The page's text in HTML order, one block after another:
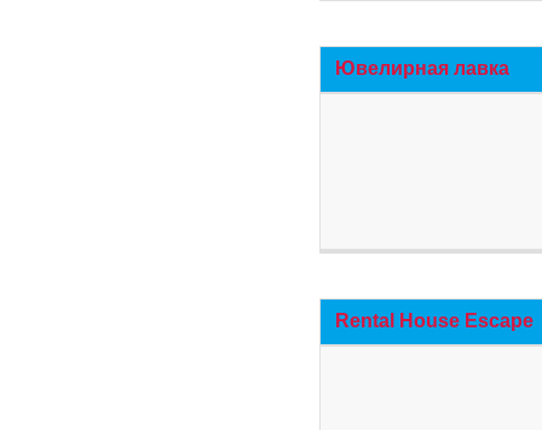
Ювелирная лавка
Rental House Escape